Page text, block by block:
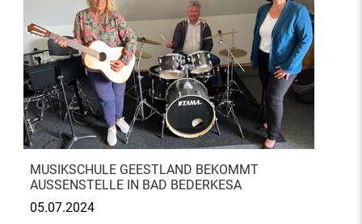
MUSIKSCHULE GEESTLAND BEKOMMT
AUSSENSTELLE IN BAD BEDERKESA
05.07.2024